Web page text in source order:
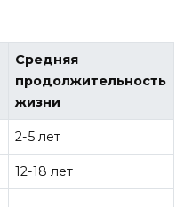
Средняя
продолжительность
жизни
2-5 лет
12-18 лет